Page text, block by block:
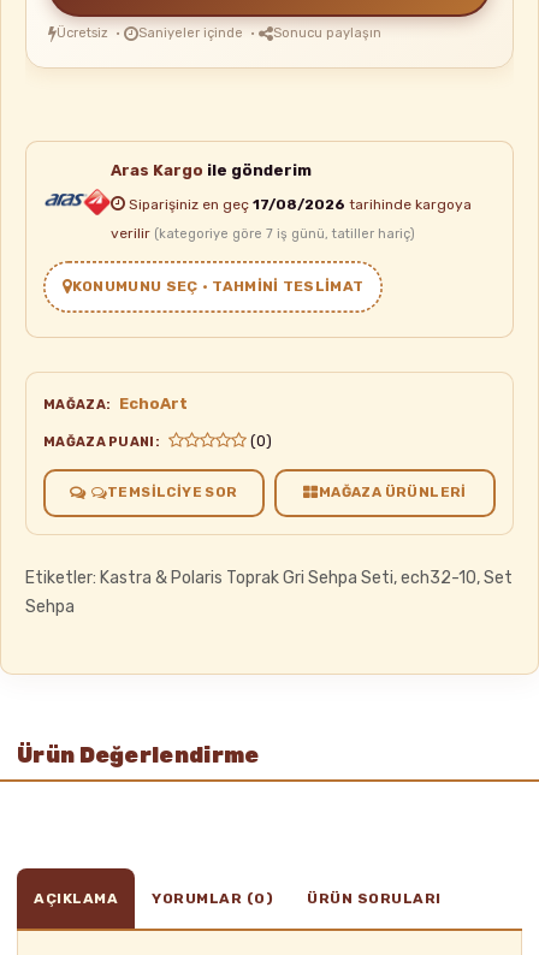
MAĞAZA: EchoArt
MAĞAZA PUANI: (0)
TEMSILCIYE SOR MAĞAZA ÜRÜNLERI
Aras Kargo ile gönderim
Siparişiniz en geç 17/08/2026 tarihinde kargoya
verilir (kategoriye göre 7 iş günü, tatiller hariç)
KONUMUNU SEÇ • TAHMINI TESLIMAT
Ücretsiz · Saniyeler içinde · Sonucu paylaşın
Etiketler: Kastra & Polaris Toprak Gri Sehpa Seti,ech32-10,Set
Sehpa
Ürün Değerlendirme
AÇIKLAMA YORUMLAR (0) ÜRÜN SORULARI